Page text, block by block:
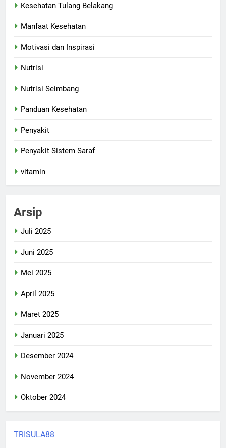
Kesehatan Tulang Belakang
Manfaat Kesehatan
Motivasi dan Inspirasi
Nutrisi
Nutrisi Seimbang
Panduan Kesehatan
Penyakit
Penyakit Sistem Saraf
vitamin
Arsip
Juli 2025
Juni 2025
Mei 2025
April 2025
Maret 2025
Januari 2025
Desember 2024
November 2024
Oktober 2024
TRISULA88